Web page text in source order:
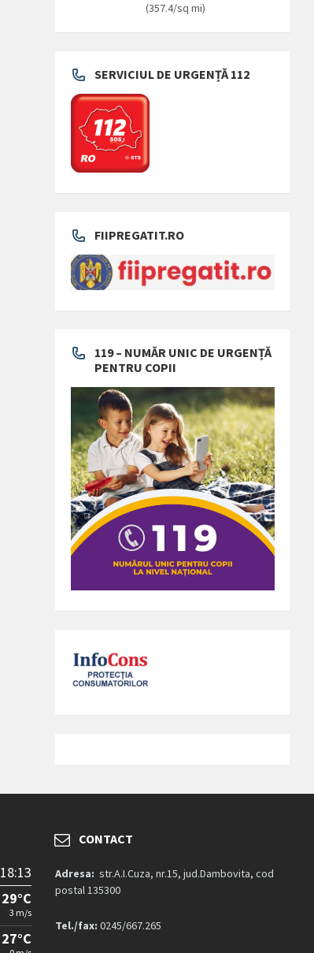
(357.4/sq mi)
SERVICIUL DE URGENȚĂ 112
FIIPREGATIT.RO
119 – NUMĂR UNIC DE URGENȚĂ
PENTRU COPII
18:13
29°C
3 m/s
27°C
CONTACT
Adresa: str.A.I.Cuza, nr.15, jud.Dambovita, cod
postal 135300
Tel./fax: 0245/667.265